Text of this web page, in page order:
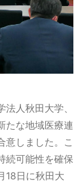
人秋田大学、
たな地域医療連
意しました。こ
続可能性を確保
18日に秋田大